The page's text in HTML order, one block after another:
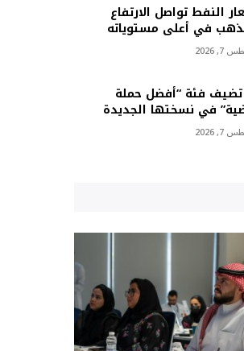
النفط تواصل الارتفاع
في أعلى مستوياته
2026
تضيف فئة “أفضل حملة
في نسختها الجديدة
2026